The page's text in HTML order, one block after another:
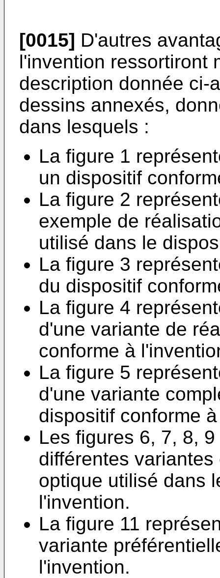
[0015] D'autres
l'invention ressortiront
description donnée ci-
dessins annexés,
dans lesquels :
La figure 1
un dispositif
La figure 2
exemple de
utilisé dans le
La figure 3
du dispositif
La figure 4
d'une variante de
conforme à
La figure 5
d'une variante
dispositif conforme
Les figures 6, 7, 8,
différentes
optique utilisé dans
l'invention.
La figure 11
variante
l'invention.